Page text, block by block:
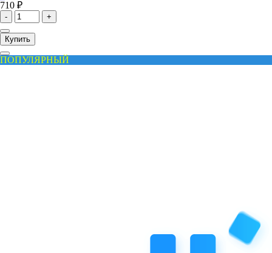
710 ₽
- +
Купить
ПОПУЛЯРНЫЙ